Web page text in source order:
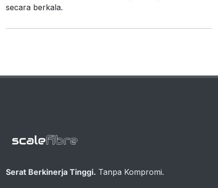
secara berkala.
Serat Berkinerja Tinggi. Tanpa Kompromi.